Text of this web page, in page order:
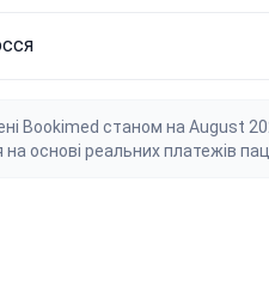
Bookimed станом на August
основі реальних платежів